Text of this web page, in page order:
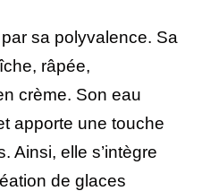
sa polyvalence. Sa
râpée,
crème. Son eau
apporte une touche
Ainsi, elle s’intègre
de glaces